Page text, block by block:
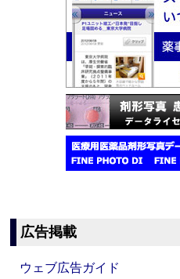
広告掲載
ウェブ広告ガイド